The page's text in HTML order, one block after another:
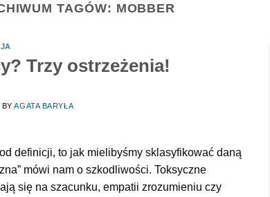
TAGÓW: MOBBER
Trzy ostrzeżenia!
BYAGATA BARYŁA
definicji, to jak mielibyśmy sklasyfikować daną
mówi nam o szkodliwości. Toksyczne
się na szacunku, empatii zrozumieniu czy